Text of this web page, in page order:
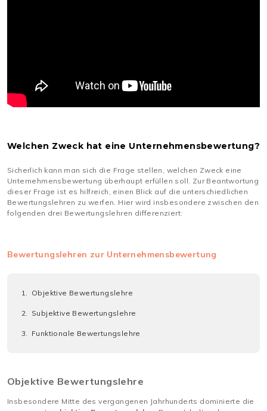
Welchen Zweck hat eine Unternehmensbewertung?
Sicherlich kann man sich die Frage stellen, welchen Zweck eine
Unternehmensbewertung überhaupt erfüllen soll. Zur Beantwortung
dieser Frage ist es hilfreich, einen Blick auf die unterschiedlichen
Bewertungslehren zu werfen. Hier wird insbesondere zwischen den
folgenden drei Bewertungslehren differenziert:
Bewertungslehren zur Unternehmensbewertung
Objektive Bewertungslehre
Subjektive Bewertungslehre
Funktionale Bewertungslehre
Objektive Bewertungslehre
Insbesondere Mitte des vergangenen Jahrhunderts dominierte die